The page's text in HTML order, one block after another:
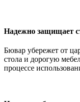
Надежно защищает
Бювар убережет от
стола и дорогую
процессе